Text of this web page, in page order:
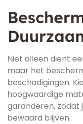
Niet alleen dient
maar het
beschadigingen.
hoogwaardige
garanderen, zodat
bewaard blijven.